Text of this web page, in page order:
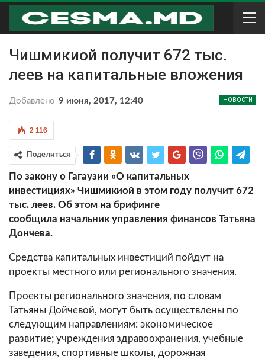
Чишмикиой получит 672 тыс.
леев на капитальные вложения
НОВОСТИ
Добавлено 9 июня, 2017, 12:40
2 116
Поделиться
По закону о Гагаузии «О капитальных
инвестициях» Чишмикиой в этом году получит 672
тыс. леев. Об этом на брифинге
сообщила начальник управления финансов Татьяна
Дончева.
Средства капитальных инвестиций пойдут на
проекты местного или регионального значения.
Проекты регионального значения, по словам
Татьяны Дойчевой, могут быть осуществлены по
следующим направлениям: экономическое
развитие; учреждения здравоохранения, учебные
заведения, спортивные школы, дорожная